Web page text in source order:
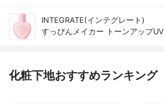
INTEGRATE(インテグレート)
すっぴんメイカー トーンアップUV
化粧下地おすすめランキング